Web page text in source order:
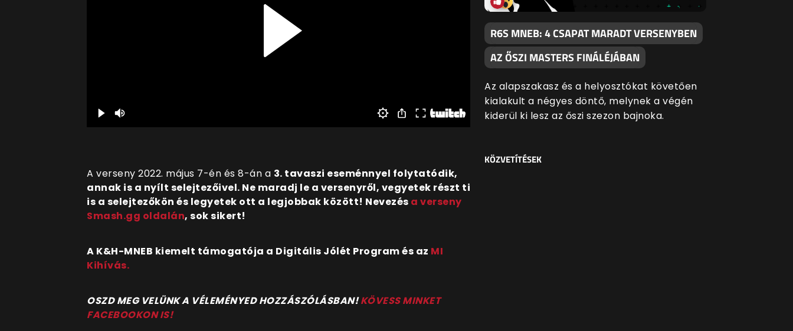
A verseny 2022. május 7-én és 8-án a 3. tavaszi eseménnyel folytatódik,
annak is a nyílt selejtezőivel. Ne maradj le a versenyről, vegyetek részt ti
is a selejtezőkön és legyetek ott a legjobbak között! Nevezés a verseny
Smash.gg oldalán, sok sikert!
A K&H-MNEB kiemelt támogatója a Digitális Jólét Program és az MI
Kihívás.
OSZD MEG VELÜNK A VÉLEMÉNYED HOZZÁSZÓLÁSBAN!KÖVESS MINKET
FACEBOOKON IS!
R6S MNEB: 4 CSAPAT MARADT VERSENYBEN
AZ ŐSZI MASTERS FINÁLÉJÁBAN
Az alapszakasz és a helyosztókat követően
kialakult a négyes döntő, melynek a végén
kiderül ki lesz az őszi szezon bajnoka.
KÖZVETÍTÉSEK